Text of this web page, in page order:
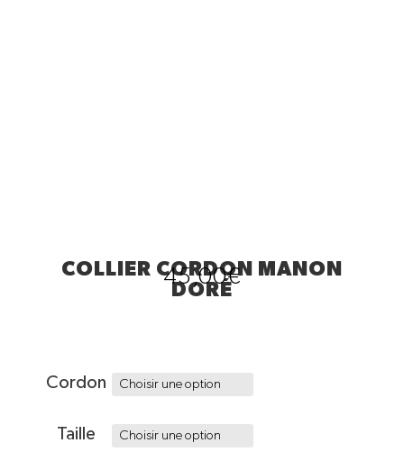
COLLIER CORDON MANON
DORÉ
45,00€
Cordon
Taille